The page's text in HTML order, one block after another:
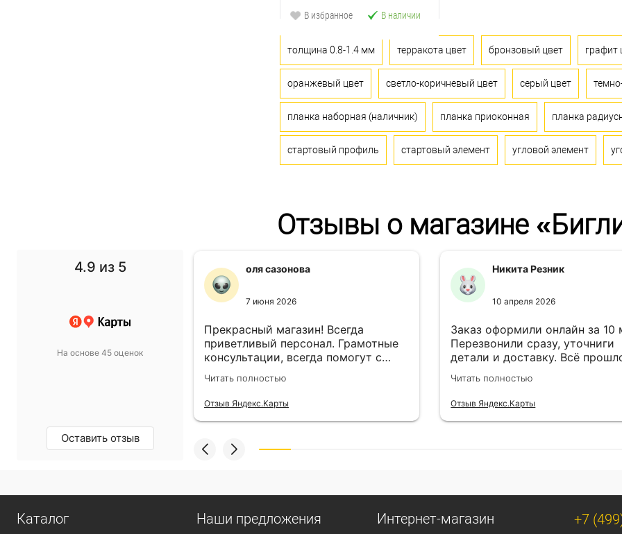
В избранное
В наличии
толщина 0.8-1.4 мм терракота цвет бронзовый цвет графит
оранжевый цвет светло-коричневый цвет серый цвет
планка наборная (наличник) планка приоконная планка
стартовый профиль стартовый элемент угловой элемент
Отзывы о магазине
4.9 из 5
На основе 45 оценок
Оставить отзыв
просто супер!
какой хотели.
оля сазонова
7 июня 2026
Прекрасный магазин! Всегда
приветливый персонал. Грамотные
консультации, всегда помогут с
выбором! Всё привезли в
назначенный день!
Читать полностью
Отзыв Яндекс.Карты
Никита Резник
10 апреля 2026
Заказ оформили онлайн за 10
Перезвонили сразу, уточниги
детали и доставку. Всё
лишней суеты.
Читать полностью
Отзыв Яндекс.Карты
Каталог Наши предложения Интернет-магазин +7